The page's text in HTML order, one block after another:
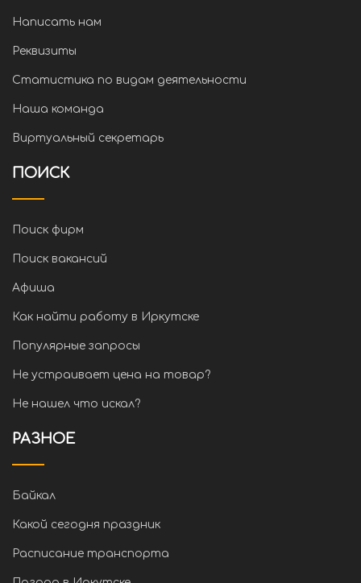
Написать нам
Реквизиты
Статистика по видам деятельности
Наша команда
Виртуальный секретарь
ПОИСК
Поиск фирм
Поиск вакансий
Афиша
Как найти работу в Иркутске
Популярные запросы
Не устраивает цена на товар?
Не нашел что искал?
РАЗНОЕ
Байкал
Какой сегодня праздник
Расписание транспорта